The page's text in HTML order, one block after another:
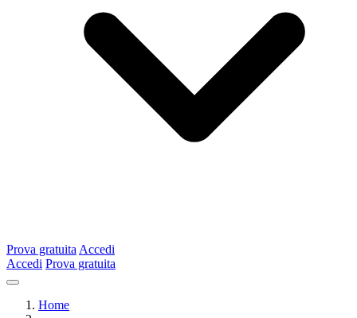
Prova gratuita Accedi
Accedi Prova gratuita
Home